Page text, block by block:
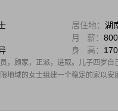
居住地： 湖
月 薪：
身 高： 170
，顾家，正派，进取。儿子四岁
地域的女士组建一个稳定的家以安